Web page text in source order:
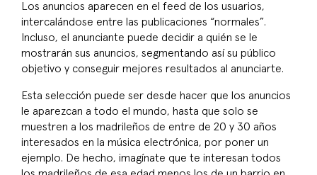
Los anuncios aparecen en el feed de los usuarios,
intercalándose entre las publicaciones “normales”.
Incluso, el anunciante puede decidir a quién se le
mostrarán sus anuncios, segmentando así su público
objetivo y conseguir mejores resultados al anunciarte.
Esta selección puede ser desde hacer que los anuncios
le aparezcan a todo el mundo, hasta que solo se
muestren a los madrileños de entre de 20 y 30 años
interesados en la música electrónica, por poner un
ejemplo. De hecho, imagínate que te interesan todos